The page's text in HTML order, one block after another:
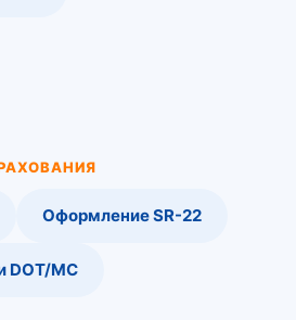
Оформление SR-22
DOT/MC